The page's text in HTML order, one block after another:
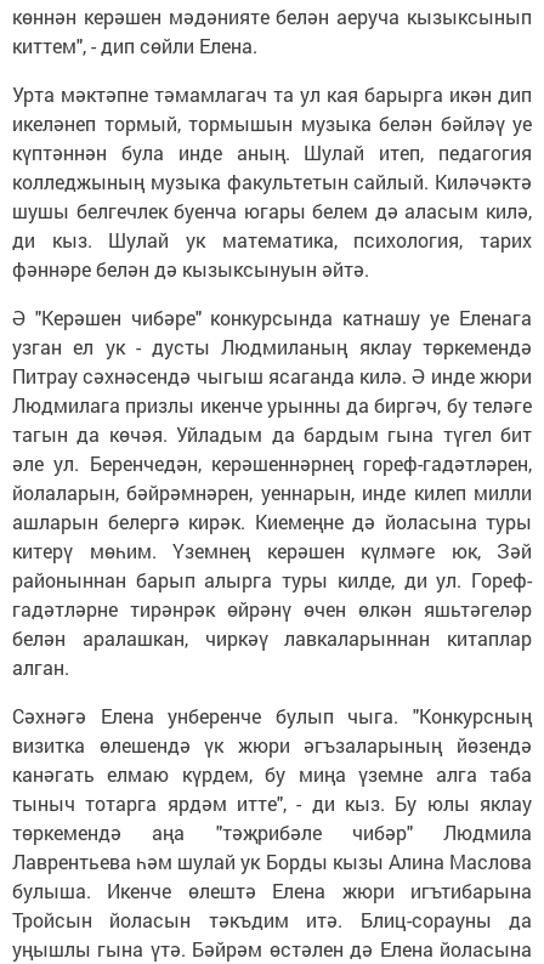
көннән керәшен мәдәнияте белән аеруча кызыксынып
киттем", - дип сөйли Елена.
Урта мәктәпне тәмамлагач та ул кая барырга икән дип
икеләнеп тормый, тормышын музыка белән бәйләү уе
күптәннән була инде аның. Шулай итеп, педагогия
колледжының музыка факультетын сайлый. Киләчәктә
шушы белгечлек буенча югары белем дә аласым килә,
ди кыз. Шулай ук математика, психология, тарих
фәннәре белән дә кызыксынуын әйтә.
Ә "Керәшен чибәре" конкурсында катнашу уе Еленага
узган ел ук - дусты Людмиланың яклау төркемендә
Питрау сәхнәсендә чыгыш ясаганда килә. Ә инде жюри
Людмилага призлы икенче урынны да биргәч, бу теләге
тагын да көчәя. Уйладым да бардым гына түгел бит
әле ул. Беренчедән, керәшеннәрнең гореф-гадәтләрен,
йолаларын, бәйрәмнәрен, уеннарын, инде килеп милли
ашларын белергә кирәк. Киемеңне дә йоласына туры
китерү мөһим. Үземнең керәшен күлмәге юк, Зәй
районыннан барып алырга туры килде, ди ул. Гореф-
гадәтләрне тирәнрәк өйрәнү өчен өлкән яшьтәгеләр
белән аралашкан, чиркәү лавкаларыннан китаплар
алган.
Сәхнәгә Елена унберенче булып чыга. "Конкурсның
визитка өлешендә үк жюри әгъзаларының йөзендә
канәгать елмаю күрдем, бу миңа үземне алга таба
тыныч тотарга ярдәм итте", - ди кыз. Бу юлы яклау
төркемендә аңа "тәҗрибәле чибәр" Людмила
Лаврентьева һәм шулай ук Борды кызы Алина Маслова
булыша. Икенче өлештә Елена жюри игътибарына
Тройсын йоласын тәкъдим итә. Блиц-сорауны да
уңышлы гына үтә. Бәйрәм өстәлен дә Елена йоласына